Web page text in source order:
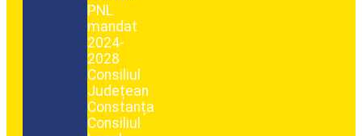
PNL
mandat
2024-
2028
Consiliul
Județean
Constanța
Consiliul